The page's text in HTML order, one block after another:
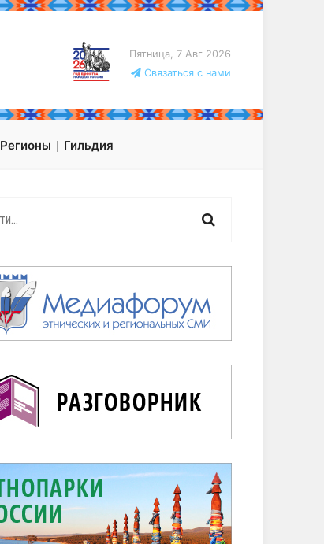
Пятница, 7 Авг 2026
Связаться с нами
Регионы Гильдия